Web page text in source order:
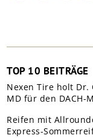
TOP 10 BEITRÄGE
Nexen Tire holt Dr.
MD für den DACH-
Reifen mit
Express-